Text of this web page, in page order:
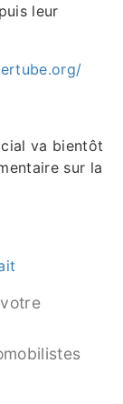
leur
va bientôt
sur la